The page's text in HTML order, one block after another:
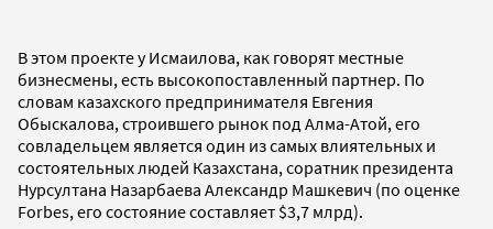
В этом проекте у Исмаилова, как говорят местные
бизнесмены, есть высокопоставленный партнер. По
словам казахского предпринимателя Евгения
Обыскалова, строившего рынок под Алма-Атой, его
совладельцем является один из самых влиятельных и
состоятельных людей Казахстана, соратник президента
Нурсултана Назарбаева Александр Машкевич (по оценке
Forbes, его состояние составляет $3,7 млрд).